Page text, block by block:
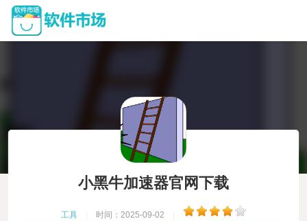
小黑牛加速器官网下载
工具 时间：2025-09-02